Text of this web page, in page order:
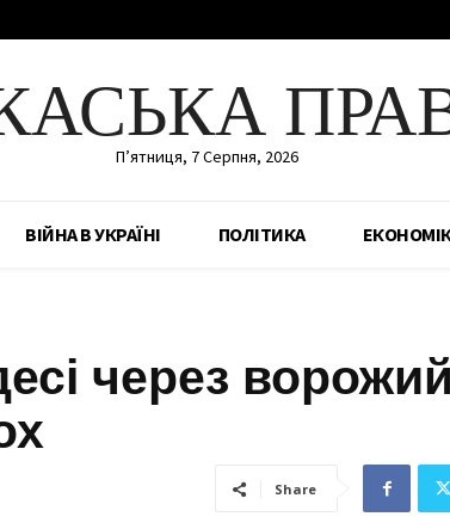
П’ятниця, 7 Серпня, 2026
ВІЙНА В УКРАЇНІ ПОЛІТИКА
через ворожий
Share